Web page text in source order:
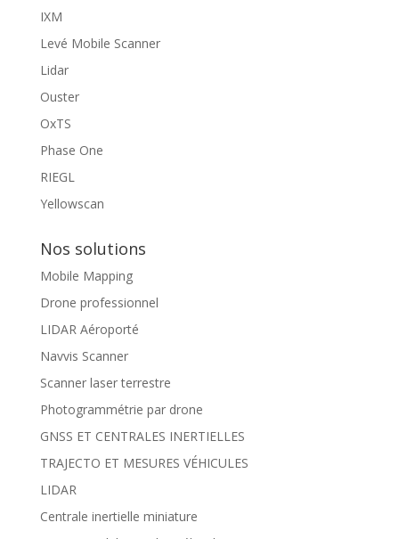
IXM
Levé Mobile Scanner
Lidar
Ouster
OxTS
Phase One
RIEGL
Yellowscan
Nos solutions
Mobile Mapping
Drone professionnel
LIDAR Aéroporté
Navvis Scanner
Scanner laser terrestre
Photogrammétrie par drone
GNSS ET CENTRALES INERTIELLES
TRAJECTO ET MESURES VÉHICULES
LIDAR
Centrale inertielle miniature